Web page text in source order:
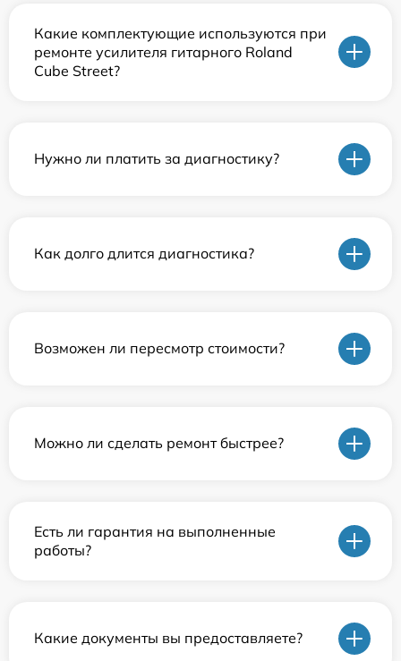
Какие комплектующие используются при
ремонте усилителя гитарного Roland
Cube Street?
Нужно ли платить за диагностику?
Как долго длится диагностика?
Возможен ли пересмотр стоимости?
Можно ли сделать ремонт быстрее?
Есть ли гарантия на выполненные
работы?
Какие документы вы предоставляете?